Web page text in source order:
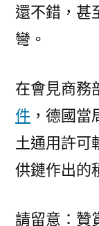
還不錯，甚
彎。
在會見商務
件 ，德國
土通用許可
供鏈作出
請留意：贊